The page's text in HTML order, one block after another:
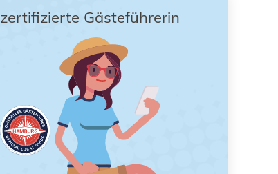
zertifizierte Gästeführerin